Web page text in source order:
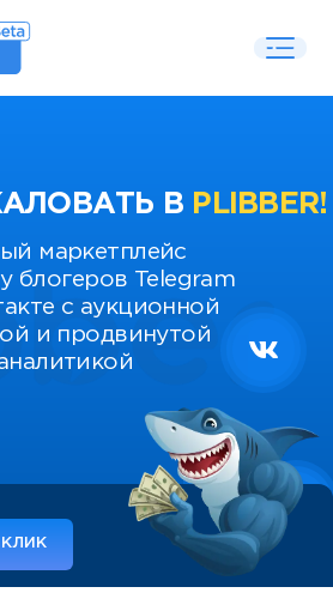
В PLIBBER!
маркетплейс
блогеров Telegram
с аукционной
и продвинутой
КЛИК